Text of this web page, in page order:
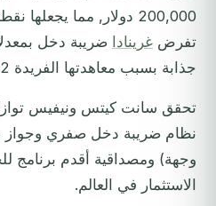
200,000 دولار, مما
تفرض غرينادا ضريبة دخل
جذابة بسبب معاهدتها الفريدة E-2 مع الولايات المتحدة.
تحقق سانت كيتس ونيفيس
وجهة) ومصداقية أقدم برنامج
الاستثمار في العالم.